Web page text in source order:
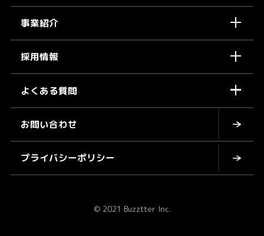
事業紹介
採用情報
よくある質問
お問い合わせ
プライバシーポリシー
© 2021 Buzztter Inc.